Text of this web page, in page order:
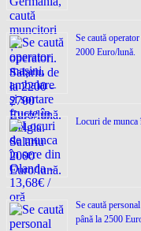
Se caută
2000 Euro/lună.
Locuri de munca
Se caută
până la 2500